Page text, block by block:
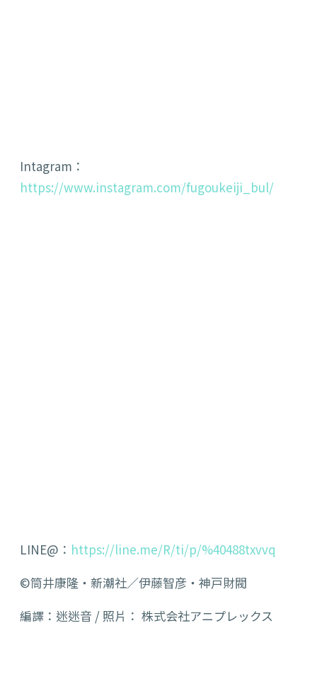
Intagram：
https://www.instagram.com/fugoukeiji_bul/
LINE@： https://line.me/R/ti/p/%40488txvvq
©筒井康隆・新潮社／伊藤智彦・神戸財閥
編譯：迷迷音 / 照片： 株式会社アニプレックス